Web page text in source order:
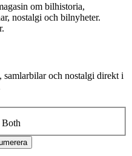
om bilhistoria,
nostalgi och bilnyheter.
samlarbilar och nostalgi direkt i
Both